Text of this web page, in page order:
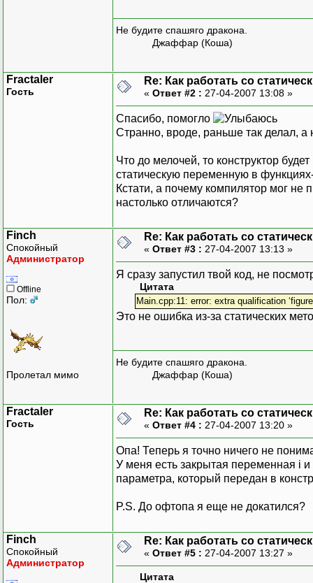
cout << "Для
Не будите спашяго дракона.
Джаффар (Коша)
Fractaler
Гость
Re: Как работать со
« Ответ #2 : 27-04-2007 13:08 »
Спасибо, помогло
Странно, вроде, раньше так делал,
Что до мелочей, то конструктор
статическую переменную в
Кстати, а почему компилятор мог не
настолько отличаются?
Finch
Спокойный
Администратор
Offline
Пол:
Пролетал мимо
Re: Как работать со
« Ответ #3 : 27-04-2007 13:13 »
Я сразу запустил твой код, не
Цитата
Main.cpp:11: error: extra qualification
Это не ошибка из-за статических
Не будите спашяго дракона.
Джаффар (Коша)
Fractaler
Гость
Re: Как работать со
« Ответ #4 : 27-04-2007 13:20 »
Опа! Теперь я точно ничего не
У меня есть закрытая переменная i
параметра, который передан в
P.S. До офтопа я еще не докатился?
Finch
Спокойный
Администратор
Re: Как работать со
« Ответ #5 : 27-04-2007 13:27 »
Цитата